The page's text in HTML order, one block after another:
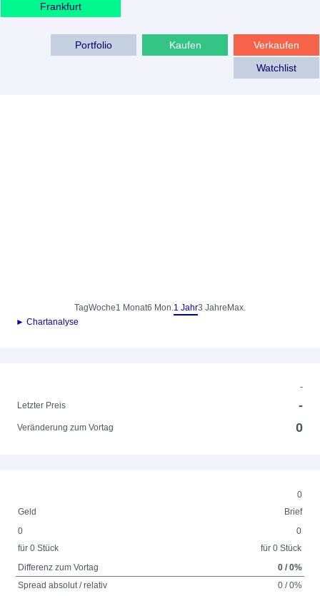
Frankfurt
Verkaufen
Kaufen
Portfolio
Watchlist
TagWoche1 Monat6 Mon.1 Jahr3 Jahre Max.
► Chartanalyse
-
Letzter Preis
-
Veränderung zum Vortag 0
0
Geld
Brief
0
für 0 Stück
0
für 0 Stück
Differenz zum Vortag
0 / 0%
Spread absolut / relativ
0 / 0%